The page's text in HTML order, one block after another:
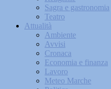
Sagra e gastronomia
Teatro
Attualità
Ambiente
Avvisi
Cronaca
Economia e finanza
Lavoro
Meteo Marche